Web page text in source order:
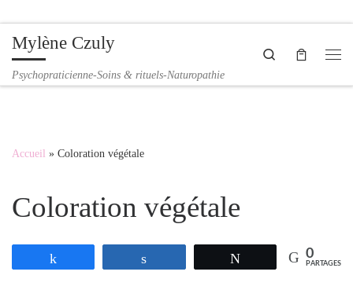
Passer au contenu
Mylène Czuly
Psychopraticienne-Soins & rituels-Naturopathie
Search
Accueil » Coloration végétale
Coloration végétale
Tweetez 0
PARTAGES